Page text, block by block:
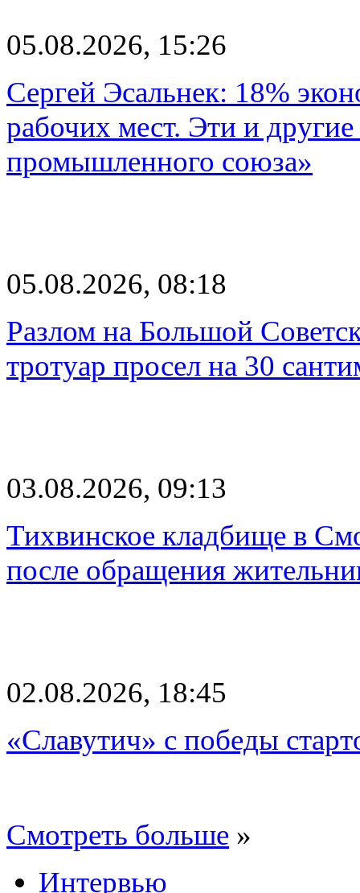
05.08.2026, 15:26
Сергей Эсальнек: 18%
рабочих мест. Эти и
промышленного союза»
05.08.2026, 08:18
Разлом на Большой
тротуар просел на 30
03.08.2026, 09:13
Тихвинское кладбище в
после обращения
02.08.2026, 18:45
«Славутич» с победы
Смотреть больше »
Интервью